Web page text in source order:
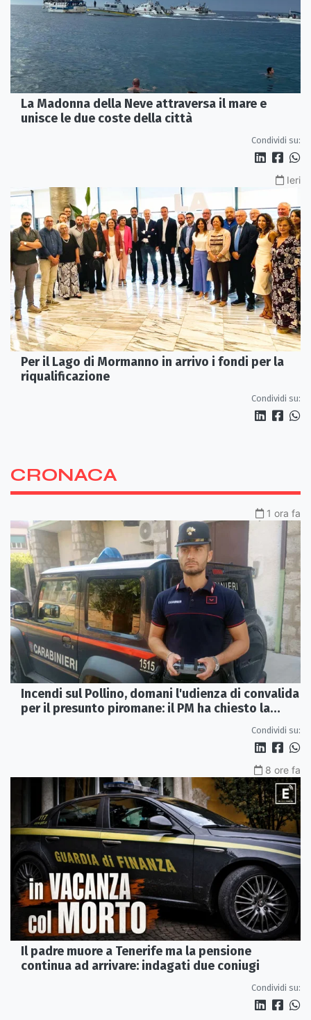
La Madonna della Neve attraversa il mare e
unisce le due coste della città
Condividi su:
Ieri
Per il Lago di Mormanno in arrivo i fondi per la
riqualificazione
Condividi su:
CRONACA
1 ora fa
Incendi sul Pollino, domani l'udienza di convalida
per il presunto piromane: il PM ha chiesto la
Condividi su:
8 ore fa
Il padre muore a Tenerife ma la pensione
continua ad arrivare: indagati due coniugi
Condividi su: